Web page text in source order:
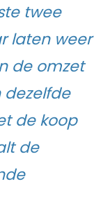
twee
laten weer
de omzet
dezelfde
de koop
de